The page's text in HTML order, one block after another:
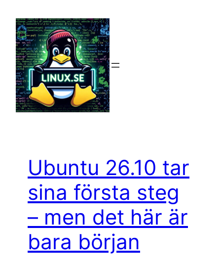
innehåll
Ubuntu 26.10 tar
sina första steg
– men det här är
bara början